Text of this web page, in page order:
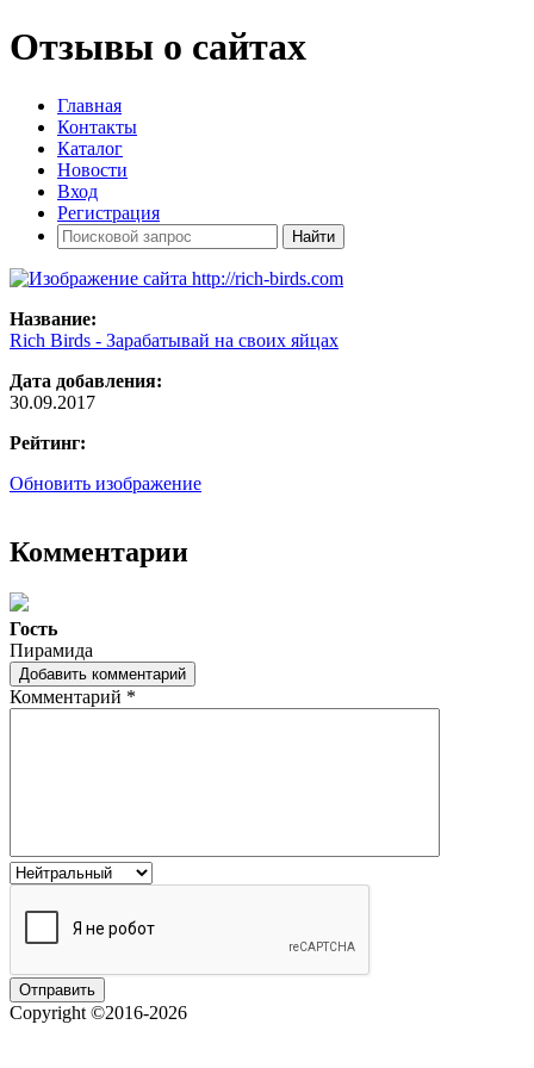
Отзывы о сайтах
Главная
Контакты
Каталог
Новости
Вход
Регистрация
Название:
Rich Birds - Зарабатывай на своих яйцах
Дата добавления:
30.09.2017
Рейтинг:
Обновить изображение
Комментарии
Гость
Пирамида
Добавить комментарий
Комментарий *
Copyright ©2016-2026